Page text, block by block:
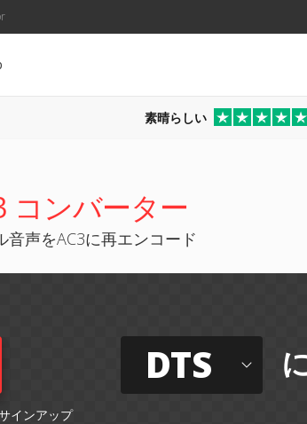
素晴らしい
コンバーター
音声をAC3に再エンコード
インアップ
DTS